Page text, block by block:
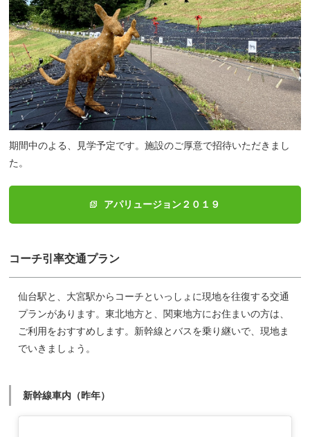
期間中のよる、見学予定です。施設のご厚意で招待いただきまし
た。
アパリュージョン２０１９
コーチ引率交通プラン
仙台駅と、大宮駅からコーチといっしょに現地を往復する交通
プランがあります。東北地方と、関東地方にお住まいの方は、
ご利用をおすすめします。新幹線とバスを乗り継いで、現地ま
でいきましょう。
新幹線車内（昨年）